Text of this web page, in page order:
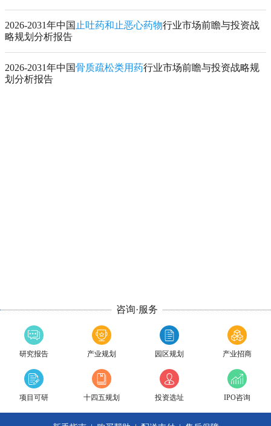
2026-2031年中国 止吐药和止恶心药物行业市场前瞻与投资战
略规划分析报告
2026-2031年中国骨质疏松类用药行业市场前瞻与投资战略规
划分析报告
咨询·服务
研究报告 产业规划 园区规划 产业招商
项目可研 十四五规划 投资选址 IPO咨询